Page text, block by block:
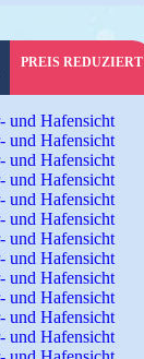
PREIS REDUZIERT